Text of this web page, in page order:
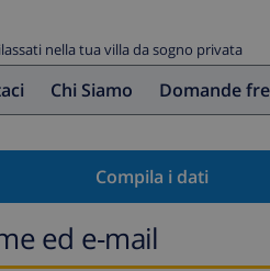
nella tua villa da sogno privata
Chi Siamo Domande
Compila i dati
ed e-mail